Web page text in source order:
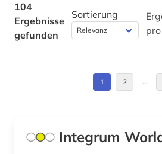
erster weltkrieg (1)
ess- und trinksitte (1)
ethnologie (1)
fachliteratur (1)
Europa (2)
Frankreich (3)
104
Ergebnisse
gefunden
Sortierung
1 2 …
Integrum